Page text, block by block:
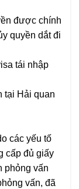
được chính
quyền dắt đi
tái nhập
tại Hải quan
các yếu tố
cấp đủ giấy
phỏng vấn
vấn, đã